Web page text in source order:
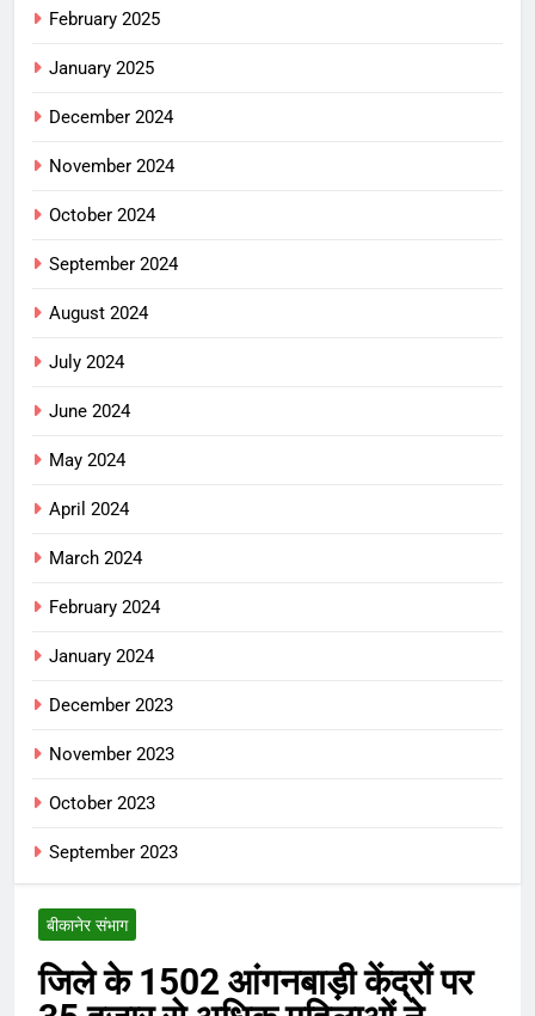
बीकानेर संभाग
जिले के 1502 आंगनबाड़ी केंद्रों पर
February 2025
January 2025
December 2024
November 2024
October 2024
September 2024
August 2024
July 2024
June 2024
May 2024
April 2024
March 2024
February 2024
January 2024
December 2023
November 2023
October 2023
September 2023